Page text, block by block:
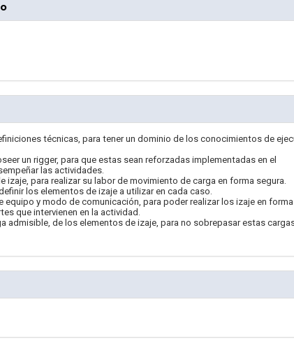
técnicas, para tener un dominio de los conocimientos de
un rigger, para que estas sean reforzadas implementadas en el
las actividades.
izaje, para realizar su labor de movimiento de carga en forma segura.
los elementos de izaje a utilizar en cada caso.
y modo de comunicación, para poder realizar los izaje en forma
que intervienen en la actividad.
admisible, de los elementos de izaje, para no sobrepasar estas